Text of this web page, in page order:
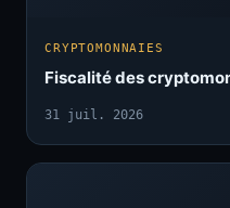
CRYPTOMONNAIES
Fiscalité des
31 juil. 2026